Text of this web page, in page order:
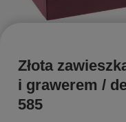
Złota
i grawerem /
585